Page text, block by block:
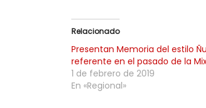
Relacionado
Presentan Memoria del estilo
referente en el pasado de la
1 de febrero de 2019
En «Regional»